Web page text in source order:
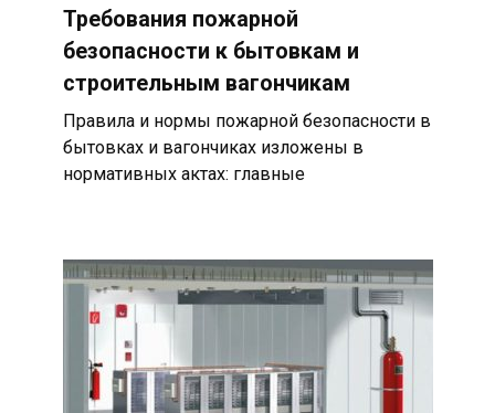
Требования пожарной
безопасности к бытовкам и
строительным вагончикам
Правила и нормы пожарной безопасности в
бытовках и вагончиках изложены в
нормативных актах: главные